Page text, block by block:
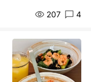
207 4